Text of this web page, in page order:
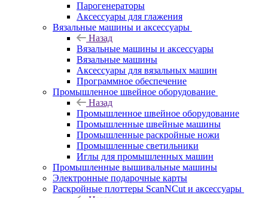
Парогенераторы
Аксессуары для глажения
Вязальные машины и аксессуары
Назад
Вязальные машины и аксессуары
Вязальные машины
Аксессуары для вязальных машин
Программное обеспечение
Промышленное швейное оборудование
Назад
Промышленное швейное оборудование
Промышленные швейные машины
Промышленные раскройные ножи
Промышленные светильники
Иглы для промышленных машин
Промышленные вышивальные машины
Электронные подарочные карты
Раскройные плоттеры ScanNCut и аксессуары